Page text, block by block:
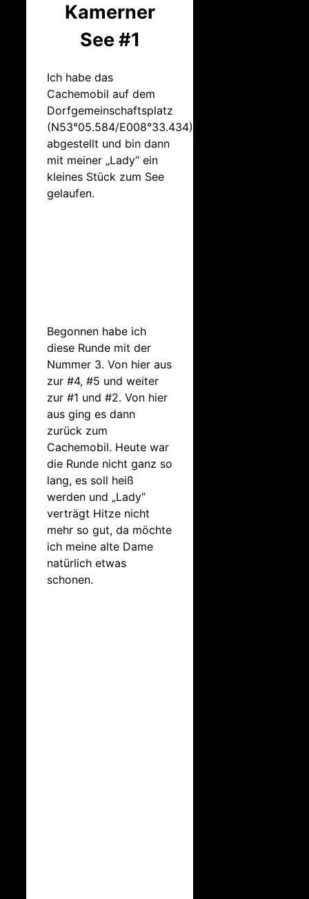
Kamerner
See #1
Ich habe das
Cachemobil auf dem
Dorfgemeinschaftsplatz
(N53°05.584/E008°33.434)
abgestellt und bin dann
mit meiner „Lady“ ein
kleines Stück zum See
gelaufen.
Begonnen habe ich
diese Runde mit der
Nummer 3. Von hier aus
zur #4, #5 und weiter
zur #1 und #2. Von hier
aus ging es dann
zurück zum
Cachemobil. Heute war
die Runde nicht ganz so
lang, es soll heiß
werden und „Lady“
verträgt Hitze nicht
mehr so gut, da möchte
ich meine alte Dame
natürlich etwas
schonen.